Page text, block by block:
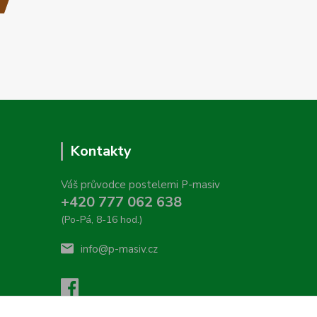
Kontakty
Váš průvodce postelemi P-masiv
+420 777 062 638
(Po-Pá, 8-16 hod.)
info@p-masiv.cz